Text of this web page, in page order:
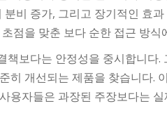
비 증가, 그리고 장기적인 효
점을 맞춘 보다 순한 접근 방식
책보다는 안정성을 중시합니다.
히 개선되는 제품을 찾습니다.
용자들은 과장된 주장보다는